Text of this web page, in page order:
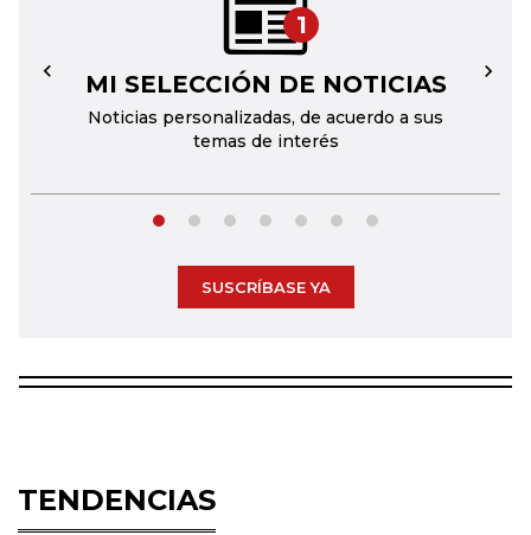
1
MI SELECCIÓN DE NOTICIAS
Noticias personalizadas, de acuerdo a sus
temas de interés
← →
SUSCRÍBASE YA
TENDENCIAS